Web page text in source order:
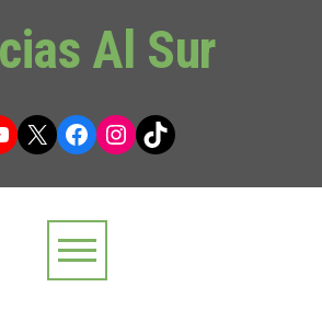
Al Sur
X Facebook
Instagram
TikTok